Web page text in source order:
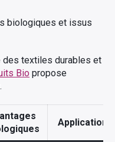
biologiques et issus
des textiles durables et
Bio propose
Applications